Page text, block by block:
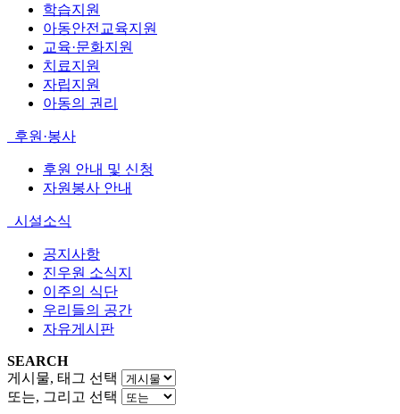
학습지원
아동안전교육지원
교육·문화지원
치료지원
자립지원
아동의 권리
후원·봉사
후원 안내 및 신청
자원봉사 안내
시설소식
공지사항
진우원 소식지
이주의 식단
우리들의 공간
자유게시판
SEARCH
게시물, 태그 선택
또는, 그리고 선택